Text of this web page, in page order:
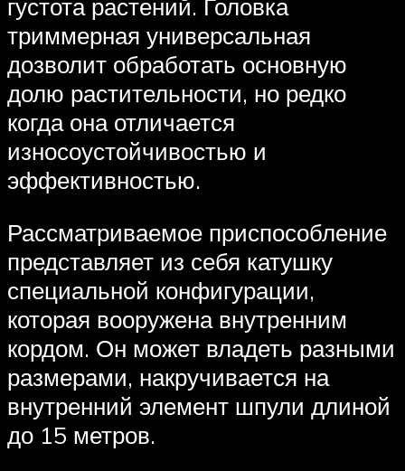
густота растений. Головка
триммерная универсальная
дозволит обработать основную
долю растительности, но редко
когда она отличается
износоустойчивостью и
эффективностью.
Рассматриваемое приспособление
представляет из себя катушку
специальной конфигурации,
которая вооружена внутренним
кордом. Он может владеть разными
размерами, накручивается на
внутренний элемент шпули длиной
до 15 метров.